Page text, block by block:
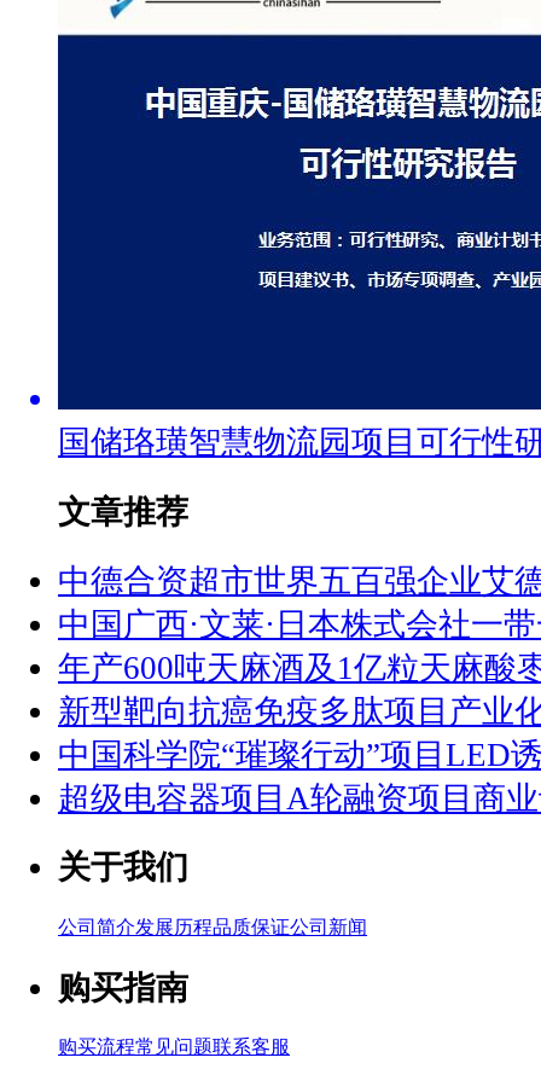
国储珞璜智慧物流园项目可行性
文章推荐
中德合资超市世界五百强企业艾
中国广西·文莱·日本株式会社一
年产600吨天麻酒及1亿粒天麻酸
新型靶向抗癌免疫多肽项目产业
中国科学院“璀璨行动”项目LED
超级电容器项目A轮融资项目商
关于我们
公司简介发展历程品质保证公司新闻
购买指南
购买流程常见问题联系客服